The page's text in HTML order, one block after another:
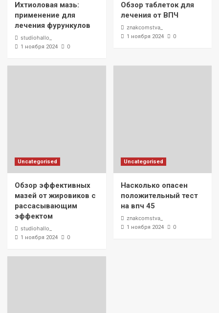
Ихтиоловая мазь:
применение для
лечения фурункулов
studiohallo_
1 ноября 2024 0
Обзор таблеток для
лечения от ВПЧ
znakcomstva_
1 ноября 2024 0
Uncategorised
Обзор эффективных
мазей от жировиков с
рассасывающим
эффектом
studiohallo_
1 ноября 2024 0
Uncategorised
Насколько опасен
положительный тест
на впч 45
znakcomstva_
1 ноября 2024 0